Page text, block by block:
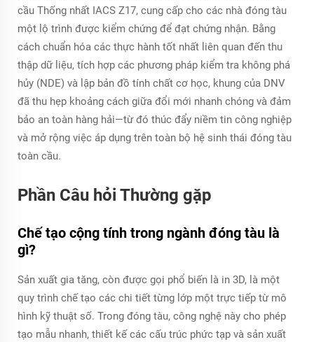
cầu Thống nhất IACS Z17, cung cấp cho các nhà đóng tàu
một lộ trình được kiểm chứng để đạt chứng nhận. Bằng
cách chuẩn hóa các thực hành tốt nhất liên quan đến thu
thập dữ liệu, tích hợp các phương pháp kiểm tra không phá
hủy (NDE) và lập bản đồ tính chất cơ học, khung của DNV
đã thu hẹp khoảng cách giữa đổi mới nhanh chóng và đảm
bảo an toàn hàng hải—từ đó thúc đẩy niềm tin công nghiệp
và mở rộng việc áp dụng trên toàn bộ hệ sinh thái đóng tàu
toàn cầu.
Phần Câu hỏi Thường gặp
Chế tạo cộng tính trong ngành đóng tàu là
gì?
Sản xuất gia tăng, còn được gọi phổ biến là in 3D, là một
quy trình chế tạo các chi tiết từng lớp một trực tiếp từ mô
hình kỹ thuật số. Trong đóng tàu, công nghệ này cho phép
tạo mẫu nhanh, thiết kế các cấu trúc phức tạp và sản xuất